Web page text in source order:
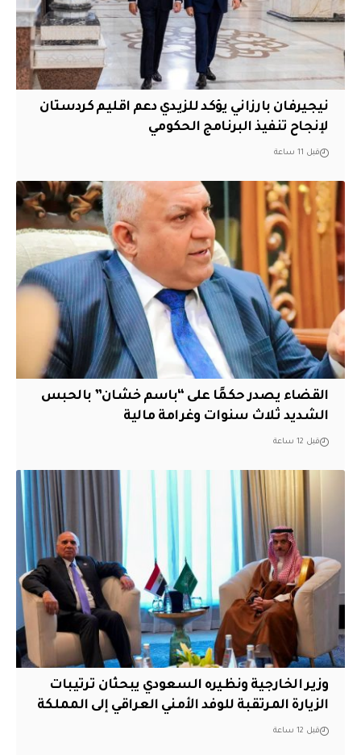
نيجيرفان بارزاني يؤكد للزيدي دعم اقليم ‏كردستان
لإنجاح تنفيذ البرنامج الحكومي
قبل 11 ساعة
القضاء يصدر حكمًا على “باسم خشان” بالحبس
الشديد ثلاث سنوات وغرامة مالية
قبل 12 ساعة
وزير الخارجية ونظيره السعودي يبحثان ترتيبات
الزيارة المرتقبة للوفد الأمني العراقي إلى المملكة
قبل 12 ساعة